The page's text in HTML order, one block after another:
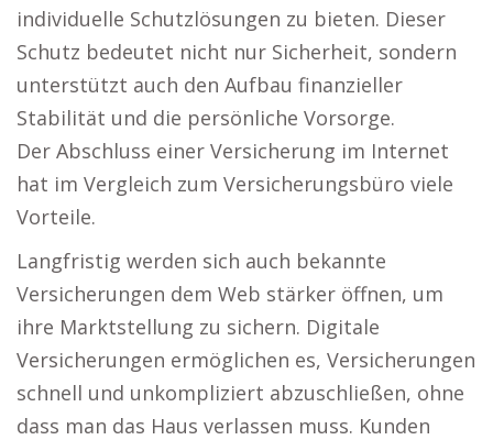
individuelle Schutzlösungen zu bieten. Dieser
Schutz bedeutet nicht nur Sicherheit, sondern
unterstützt auch den Aufbau finanzieller
Stabilität und die persönliche Vorsorge.
Der Abschluss einer Versicherung im Internet
hat im Vergleich zum Versicherungsbüro viele
Vorteile.
Langfristig werden sich auch bekannte
Versicherungen dem Web stärker öffnen, um
ihre Marktstellung zu sichern. Digitale
Versicherungen ermöglichen es, Versicherungen
schnell und unkompliziert abzuschließen, ohne
dass man das Haus verlassen muss. Kunden